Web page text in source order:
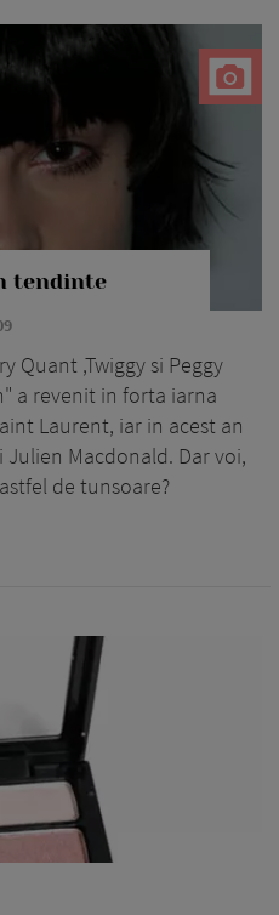
tendinte
Quant ,Twiggy si Peggy
a revenit in forta iarna
Laurent, iar in acest an
Macdonald. Dar voi,
de tunsoare?